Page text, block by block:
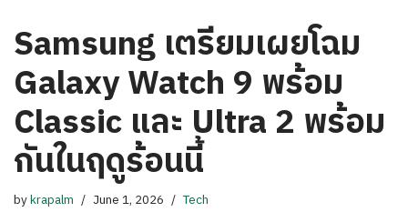
Samsung เตรียมเผยโฉม
Galaxy Watch 9 พร้อม
Classic และ Ultra 2 พร้อม
กันในฤดูร้อนนี้
bykrapalm June 1, 2026 Tech